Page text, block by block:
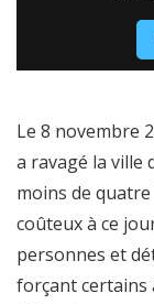
Le 8 novembre
a ravagé la ville
moins de
coûteux à ce
personnes et
forçant certains